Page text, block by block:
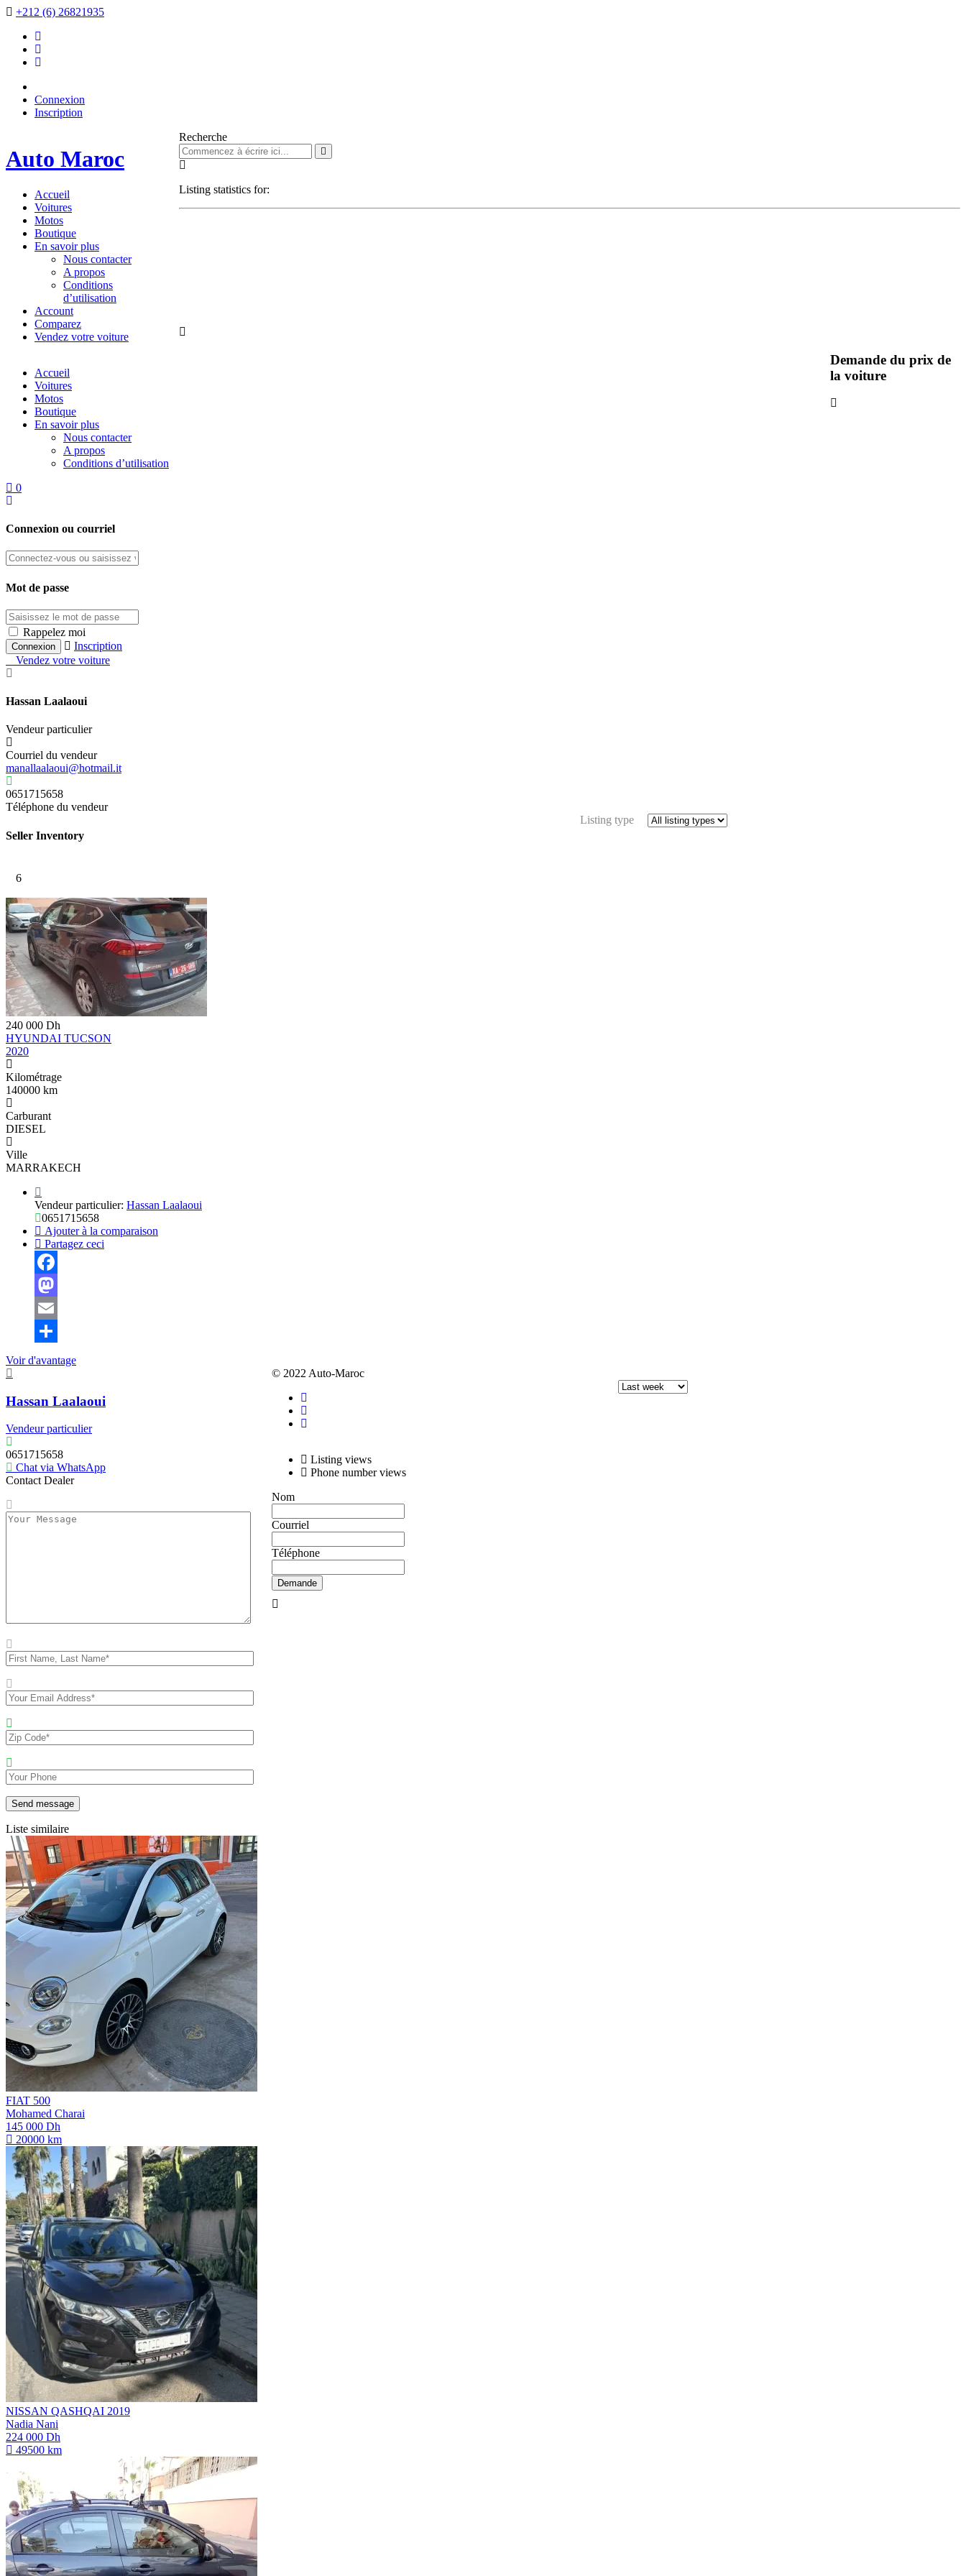
+212 (6) 26821935
Connexion
Inscription
Auto Maroc
Accueil
Voitures
Motos
Boutique
En savoir plus
Nous contacter
A propos
Conditions
d’utilisation
Account
Comparez
Vendez votre voiture
Accueil
Voitures
Motos
Boutique
En savoir plus
Nous contacter
A propos
Conditions d’utilisation
0
Connexion ou courriel
Mot de passe
Rappelez moi
Inscription
Vendez votre voiture
Hassan Laalaoui
Vendeur particulier
Courriel du vendeur
manallaalaoui@hotmail.it
0651715658
Téléphone du vendeur
Seller Inventory
Listing type
6
240 000 Dh
HYUNDAI TUCSON
2020
Kilométrage
140000 km
Carburant
DIESEL
Ville
MARRAKECH
Vendeur particulier: Hassan Laalaoui
0651715658
Ajouter à la comparaison
Partagez ceci
Facebook
Mastodon
Email
Partager
Voir d'avantage
Hassan Laalaoui
Vendeur particulier
0651715658
Chat via WhatsApp
Contact Dealer
Liste similaire
FIAT 500
Mohamed Charai
145 000 Dh
20000 km
NISSAN QASHQAI 2019
Nadia Nani
224 000 Dh
49500 km
© 2022 Auto-Maroc
Recherche
Listing statistics for:
Listing views
Phone number views
Demande du prix de
la voiture
Nom
Courriel
Téléphone
Demande